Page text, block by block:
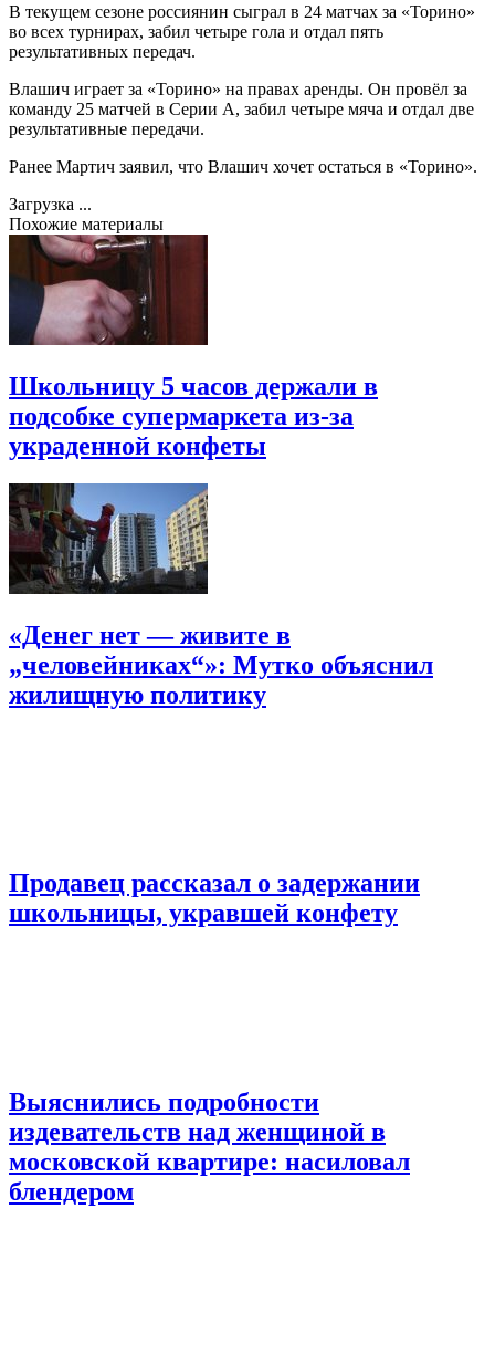
В текущем сезоне россиянин сыграл в 24 матчах за «Торино»
во всех турнирах, забил четыре гола и отдал пять
результативных передач.
Влашич играет за «Торино» на правах аренды. Он провёл за
команду 25 матчей в Серии А, забил четыре мяча и отдал две
результативные передачи.
Ранее Мартич заявил, что Влашич хочет остаться в «Торино».
Загрузка ...
Похожие материалы
Школьницу 5 часов держали в
подсобке супермаркета из-за
украденной конфеты
«Денег нет — живите в
„человейниках“»: Мутко объяснил
жилищную политику
Продавец рассказал о задержании
школьницы, укравшей конфету
Выяснились подробности
издевательств над женщиной в
московской квартире: насиловал
блендером